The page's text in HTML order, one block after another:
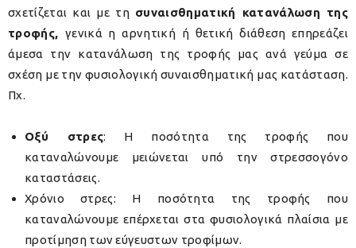
σχετίζεται και με τη συναισθηματική κατανάλωση της
τροφής, γενικά η αρνητική ή θετική διάθεση επηρεάζει
άμεσα την κατανάλωση της τροφής μας ανά γεύμα σε
σχέση με την φυσιολογική συναισθηματική μας κατάσταση.
Πχ.
Οξύ στρες: Η ποσότητα της τροφής που
καταναλώνουμε μειώνεται υπό την στρεσσογόνο
καταστάσεις.
Χρόνιο στρες: Η ποσότητα της τροφής που
καταναλώνουμε επέρχεται στα φυσιολογικά πλαίσια με
προτίμηση των εύγευστων τροφίμων.